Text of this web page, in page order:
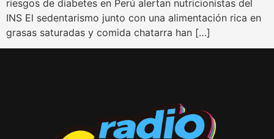
riesgos de diabetes en Perú alertan nutricionistas del
INS El sedentarismo junto con una alimentación rica en
grasas saturadas y comida chatarra han […]